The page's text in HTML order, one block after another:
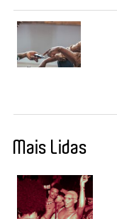
Mais Lidas